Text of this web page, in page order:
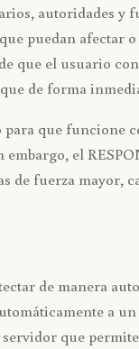
autoridades y
puedan
que el usuario
de forma
para que
embargo, el
de fuerza mayor,
de manera
a
que